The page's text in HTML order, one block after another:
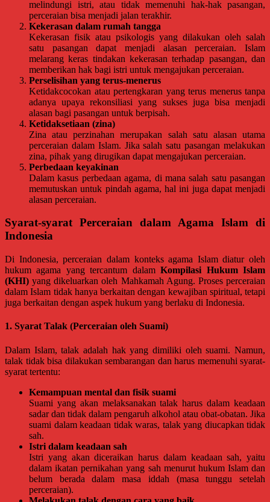
Karawang,
Aceh,
Medan,
Padang,
Jakarta
Pusat,
Bontang,
Demak,
Kudus,
Depok,
Sorong,
Papua,
Bekasi,
Pengacara
Pajak,
Pengacara
Perusahaan,
Kantor
/
LBH,
Law
Office
Law
Kantor
Pengacara
Jogja,
Lawyer,
Advokat,
Pengacara
Perceraian
Sleman,
Bantul,
Wonosari,
Klaten,
melindungi istri, atau tidak memenuhi hak-hak pasangan,
perceraian bisa menjadi jalan terakhir.
Kekerasan dalam rumah tangga
Kekerasan fisik atau psikologis yang dilakukan oleh salah
satu pasangan dapat menjadi alasan perceraian. Islam
melarang keras tindakan kekerasan terhadap pasangan, dan
memberikan hak bagi istri untuk mengajukan perceraian.
Perselisihan yang terus-menerus
Ketidakcocokan atau pertengkaran yang terus menerus tanpa
adanya upaya rekonsiliasi yang sukses juga bisa menjadi
alasan bagi pasangan untuk berpisah.
Ketidaksetiaan (zina)
Zina atau perzinahan merupakan salah satu alasan utama
perceraian dalam Islam. Jika salah satu pasangan melakukan
zina, pihak yang dirugikan dapat mengajukan perceraian.
Perbedaan keyakinan
Dalam kasus perbedaan agama, di mana salah satu pasangan
memutuskan untuk pindah agama, hal ini juga dapat menjadi
alasan perceraian.
Syarat-syarat Perceraian dalam Agama Islam di
Indonesia
Di Indonesia, perceraian dalam konteks agama Islam diatur oleh
hukum agama yang tercantum dalamKompilasi Hukum Islam
(KHI) yang dikeluarkan oleh Mahkamah Agung. Proses perceraian
dalam Islam tidak hanya berkaitan dengan kewajiban spiritual, tetapi
juga berkaitan dengan aspek hukum yang berlaku di Indonesia.
1. Syarat Talak (Perceraian oleh Suami)
Dalam Islam, talak adalah hak yang dimiliki oleh suami. Namun,
talak tidak bisa dilakukan sembarangan dan harus memenuhi syarat-
syarat tertentu:
Kemampuan mental dan fisik suami
Suami yang akan melaksanakan talak harus dalam keadaan
sadar dan tidak dalam pengaruh alkohol atau obat-obatan. Jika
suami dalam keadaan tidak waras, talak yang diucapkan tidak
sah.
Istri dalam keadaan sah
Istri yang akan diceraikan harus dalam keadaan sah, yaitu
dalam ikatan pernikahan yang sah menurut hukum Islam dan
belum berada dalam masa iddah (masa tunggu setelah
perceraian).